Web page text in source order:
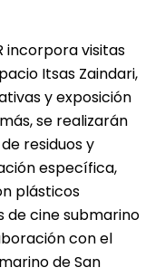
incorpora visitas
Itsas Zaindari,
y exposición
se realizarán
residuos y
específica,
plásticos
de cine submarino
con el
de San